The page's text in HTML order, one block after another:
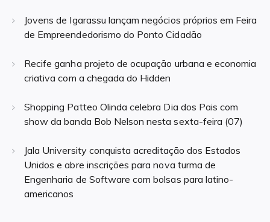
Jovens de Igarassu lançam negócios próprios em Feira
de Empreendedorismo do Ponto Cidadão
Recife ganha projeto de ocupação urbana e economia
criativa com a chegada do Hidden
Shopping Patteo Olinda celebra Dia dos Pais com
show da banda Bob Nelson nesta sexta-feira (07)
Jala University conquista acreditação dos Estados
Unidos e abre inscrições para nova turma de
Engenharia de Software com bolsas para latino-
americanos